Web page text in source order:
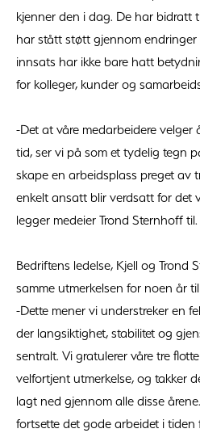
kjenner den i dag. De har bidratt
har stått støtt gjennom endringer
innsats har ikke bare hatt
for kolleger, kunder og
-Det at våre medarbeidere velger
tid, ser vi på som et tydelig tegn
skape en arbeidsplass preget av
enkelt ansatt blir verdsatt for det
legger medeier Trond Sternhoff til.
Bedriftens ledelse, Kjell og Trond
samme utmerkelsen for noen år
-Dette mener vi understreker en
der langsiktighet, stabilitet og
sentralt. Vi gratulerer våre tre
velfortjent utmerkelse, og takker
lagt ned gjennom alle disse
fortsette det gode arbeidet i tiden